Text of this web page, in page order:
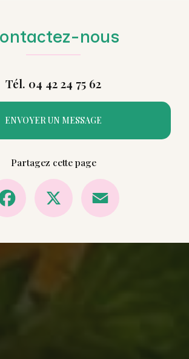
nous
Tél. 04 42 24 75 62
ENVOYER UN MESSAGE
Partagez cette page
Facebook